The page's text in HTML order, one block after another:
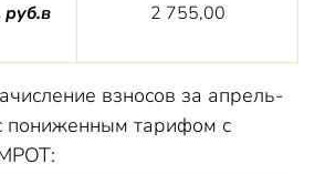
2 755,00
взносов за апрель-
пониженным тарифом с